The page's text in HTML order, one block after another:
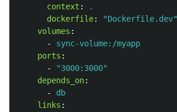
context :
.
dockerfile: "Dockerfile.dev"
volumes :
-
sync-volume:/myapp
ports :
-
"3000:3000"
depends_on:
-
db
links :